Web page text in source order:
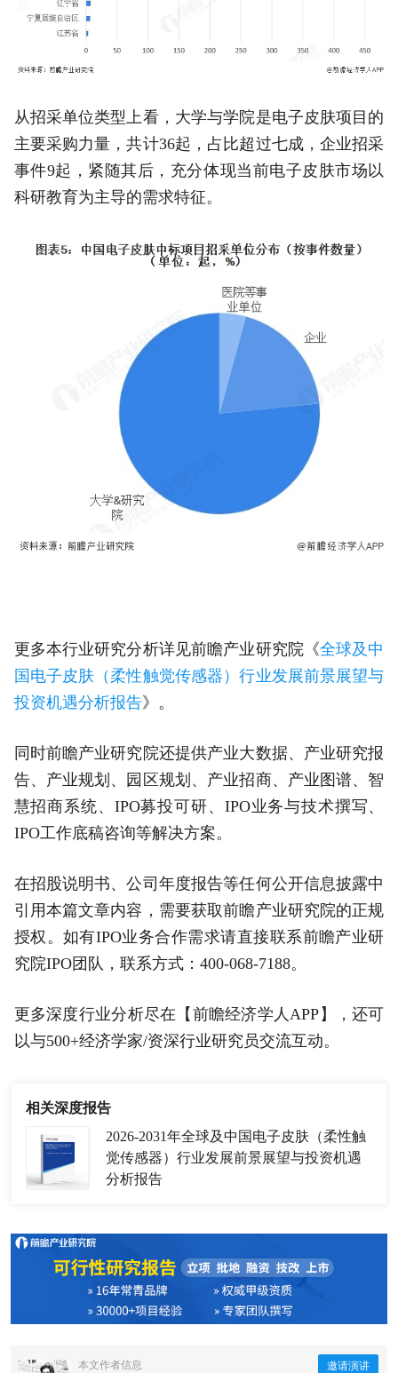
从招采单位类型上看，大学与学院是电子皮肤项目的
主要采购力量，共计36起，占比超过七成，企业招采
事件9起，紧随其后，充分体现当前电子皮肤市场以
科研教育为主导的需求特征。
更多本行业研究分析详见前瞻产业研究院《全球及中
国电子皮肤（柔性触觉传感器）行业发展前景展望与
投资机遇分析报告》。
同时前瞻产业研究院还提供产业大数据、产业研究报
告、产业规划、园区规划、产业招商、产业图谱、智
慧招商系统、IPO募投可研、IPO业务与技术撰写、
IPO工作底稿咨询等解决方案。
在招股说明书、公司年度报告等任何公开信息披露中
引用本篇文章内容，需要获取前瞻产业研究院的正规
授权。如有IPO业务合作需求请直接联系前瞻产业研
究院IPO团队，联系方式：400-068-7188。
更多深度行业分析尽在【前瞻经济学人APP】，还可
以与500+经济学家/资深行业研究员交流互动。
相关深度报告
2026-2031年全球及中国电子皮肤（柔性触
觉传感器）行业发展前景展望与投资机遇
分析报告
本文作者信息 邀请演讲